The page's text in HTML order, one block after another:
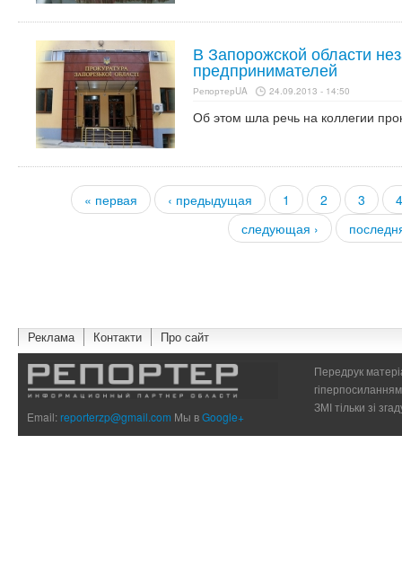
В Запорожской области
предпринимателей
РепортерUA 24.09.2013 - 14:50
Об этом шла речь на коллегии
Страницы
« первая ‹ предыдущая 1 2 3
4
следующая ›
Реклама Контакти Про сайт
Email:reporterzp@gmail.com Мы вGoogle+
Передрук
ЗМІ тільки зі